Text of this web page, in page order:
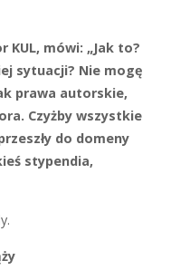
KUL, mówi: „Jak to?
sytuacji? Nie mogę
prawa autorskie,
Czyżby wszystkie
do domeny
stypendia,